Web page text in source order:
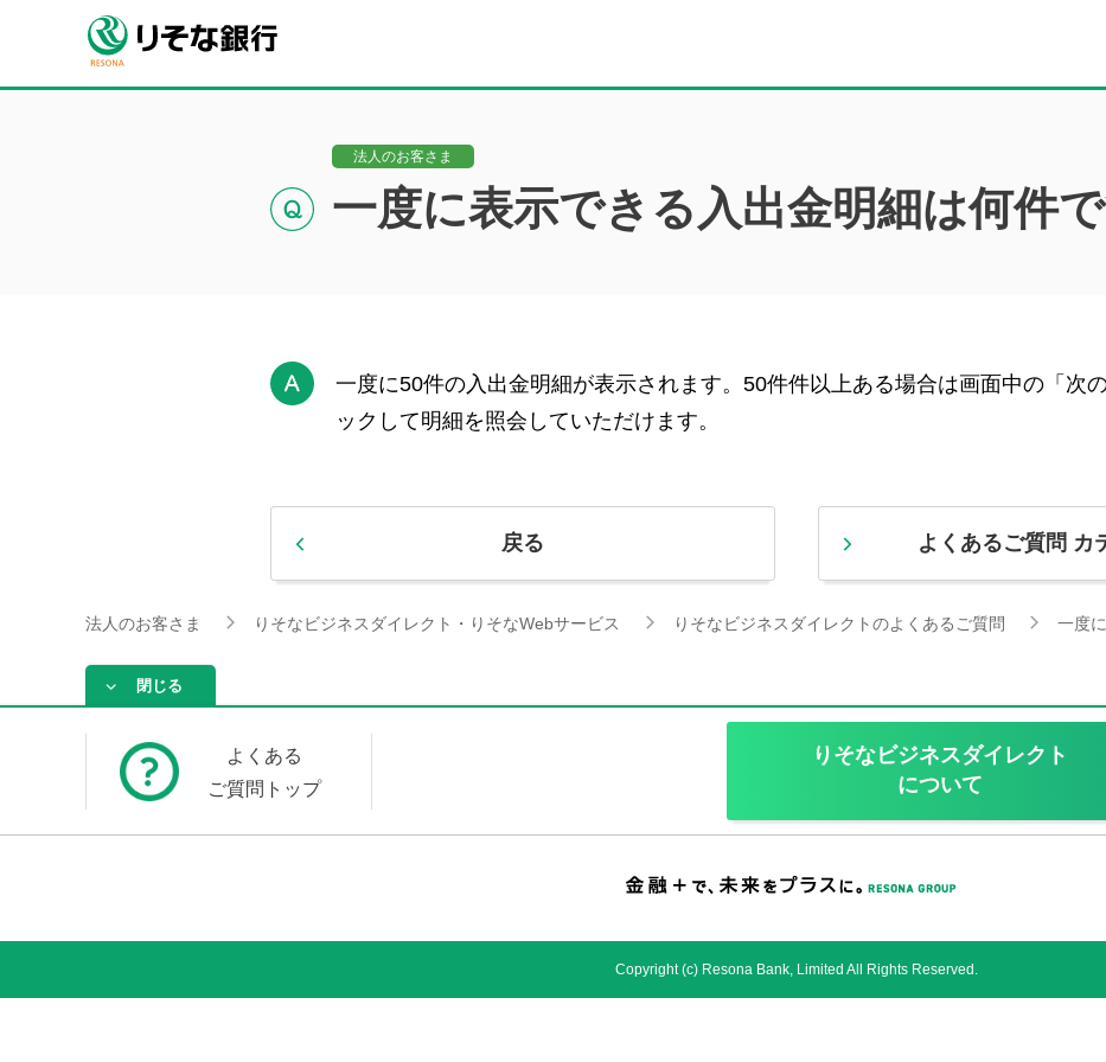
法人のお客さま
一度に表示できる入出金明細は何件
一度に50件の入出金明細が表示されます。50件件以上ある場合は画面中の「次
ックして明細を照会していただけます。
戻る よくあるご質問 カ
法人のお客さま りそなビジネスダイレクト・りそなWebサービス りそなビジネスダイレクトのよくあるご質問 一度
閉じる
よくある
ご質問トップ
りそなビジネスダイレクト
について
Copyright (c) Resona Bank, Limited All Rights Reserved.